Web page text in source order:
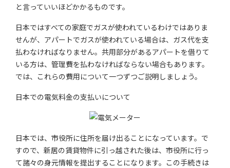
と言っていいほどかかるものです。
日本ではすべての家庭でガスが使われているわけではありま
せんが、アパートでガスが使われている場合は、ガス代を支
払わなければなりません。共用部分があるアパートを借りて
いる方は、管理費を払わなければならない場合もあります。
では、これらの費用について一つずつご説明しましょう。
日本での電気料金の支払いについて
日本では、市役所に住所を届け出ることになっています。で
すので、新居の賃貸物件に引っ越された後は、市役所に行っ
て諸々の身元情報を提出することになります。この手続きは